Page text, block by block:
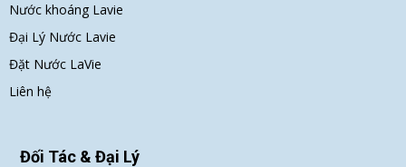
Nước khoáng Lavie
Đại Lý Nước Lavie
Đặt Nước LaVie
Liên hệ
Đối Tác & Đại Lý